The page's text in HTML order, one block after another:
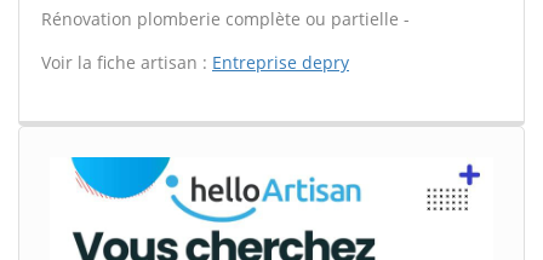
Rénovation plomberie complète ou partielle -
Voir la fiche artisan : Entreprise depry